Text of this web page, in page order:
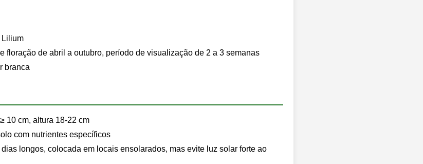
Lilium
floração de abril a outubro, período de visualização de 2 a 3 semanas
branca
10 cm, altura 18-22 cm
com nutrientes específicos
dias longos, colocada em locais ensolarados, mas evite luz solar forte ao